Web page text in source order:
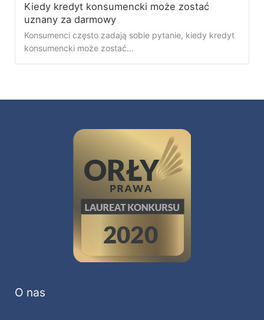
Kiedy kredyt konsumencki może zostać
uznany za darmowy
Konsumenci często zadają sobie pytanie, kiedy kredyt
konsumencki może zostać...
O nas